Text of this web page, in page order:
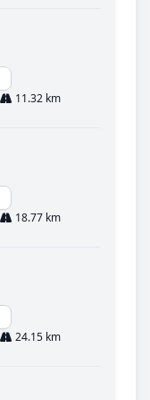
11.32 km
18.77 km
24.15 km